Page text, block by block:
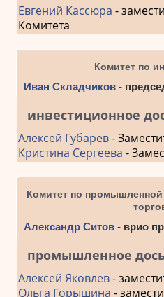
Евгений Кассюра -
Комитета
Комитет по
Иван Складчиков-
инвестиционное
Алексей Губарев-
Кристина Сергеева -
Комитет по
Александр Ситов- врио
промышленное
Алексей Яковлев-
Ольга Горышина -